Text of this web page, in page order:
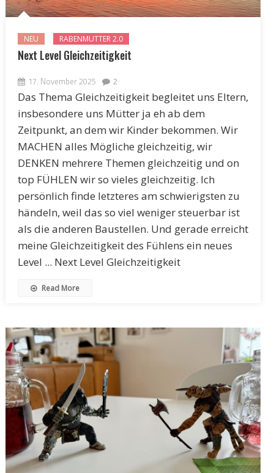
NEU RABENMUTTER 2.0
Next Level Gleichzeitigkeit
17. November 2025 2
Das Thema Gleichzeitigkeit begleitet uns Eltern,
insbesondere uns Mütter ja eh ab dem
Zeitpunkt, an dem wir Kinder bekommen. Wir
MACHEN alles Mögliche gleichzeitig, wir
DENKEN mehrere Themen gleichzeitig und on
top FÜHLEN wir so vieles gleichzeitig. Ich
persönlich finde letzteres am schwierigsten zu
händeln, weil das so viel weniger steuerbar ist
als die anderen Baustellen. Und gerade erreicht
meine Gleichzeitigkeit des Fühlens ein neues
Level ... Next Level Gleichzeitigkeit
Read More